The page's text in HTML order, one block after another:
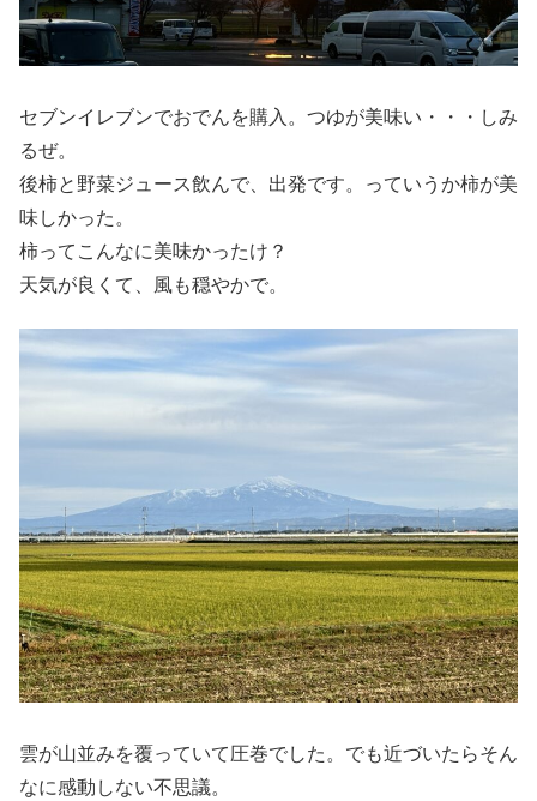
セブンイレブンでおでんを購入。つゆが美味い・・・しみ
るぜ。
後柿と野菜ジュース飲んで、出発です。っていうか柿が美
味しかった。
柿ってこんなに美味かったけ？
天気が良くて、風も穏やかで。
雲が山並みを覆っていて圧巻でした。でも近づいたらそん
なに感動しない不思議。